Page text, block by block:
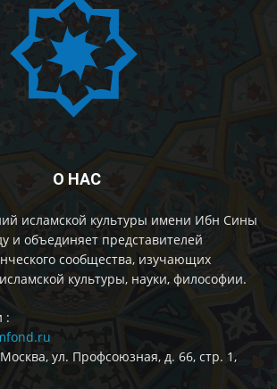
О НАС
исламской культуры имени Ибн Сины
и объединяет представителей
сообщества, изучающих
культуры, науки, философии.
:
ул. Профсоюзная, д. 66, стр. 1,